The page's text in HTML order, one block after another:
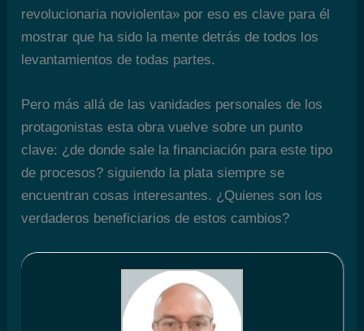
revolucionaria noviolenta» por eso es clave para él
mostrar que ha sido la mente detrás de todos los
levantamientos de todas partes.
Pero más allá de las vanidades personales de los
protagonistas esta obra vuelve sobre un punto
clave: ¿de donde sale la financiación para este tipo
de procesos? siguiendo la plata siempre se
encuentran cosas interesantes. ¿Quienes son los
verdaderos beneficiarios de estos cambios?